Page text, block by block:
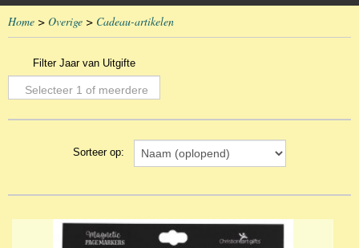
Home > Overige > Cadeau-artikelen
Filter Jaar van Uitgifte
Selecteer 1 of meerdere
Sorteer op: